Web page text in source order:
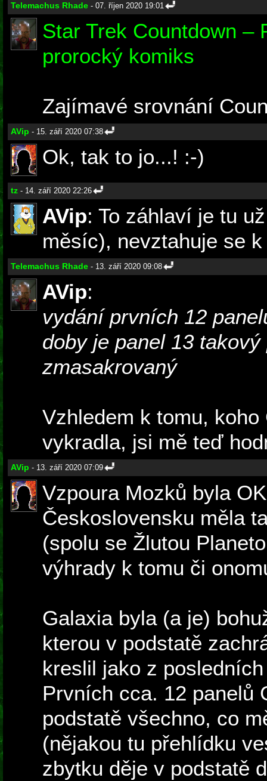
Telemachus Rhade - 07. říjen 2020 19:01
Star Trek Countdown –
prorocký komiks
Zajímavé srovnání
AVip - 15. září 2020 07:38
Ok, tak to jo...! :-)
tz - 14. září 2020 22:26
AVip: To záhlaví je tu
měsíc), nevztahuje se
Telemachus Rhade - 13. září 2020 09:08
AVip:
vydání prvních 12
doby je panel 13 takový
zmasakrovaný
Vzhledem k tomu,
vykradla, jsi mě teď
AVip - 13. září 2020 07:09
Vzpoura Mozků byla
Československu měla
(spolu se Žlutou
výhrady k tomu či
Galaxia byla (a je)
kterou v podstatě
kreslil jako z
Prvních cca. 12 panelů
podstatě všechno, co
(nějakou tu přehlídku
zbytku děje v podstatě